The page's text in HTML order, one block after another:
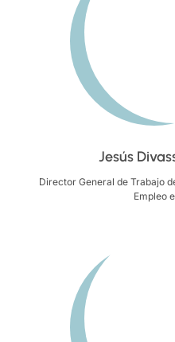
Jesús
Director General de Trabajo
Empleo